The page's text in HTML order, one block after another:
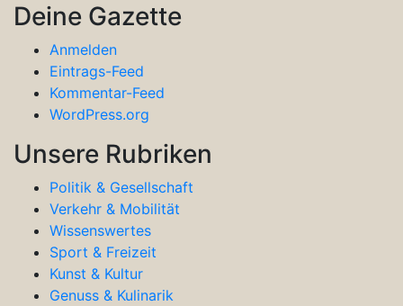
Deine Gazette
Anmelden
Eintrags-Feed
Kommentar-Feed
WordPress.org
Unsere Rubriken
Politik & Gesellschaft
Verkehr & Mobilität
Wissenswertes
Sport & Freizeit
Kunst & Kultur
Genuss & Kulinarik